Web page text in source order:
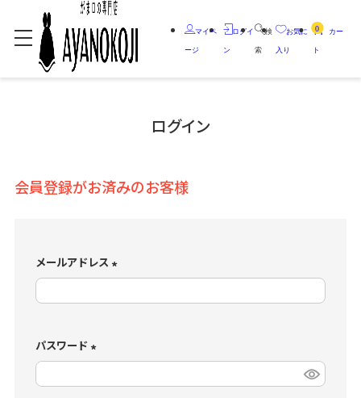
マイペ
ージ
ログイ
ン
検
索
お気に
入り
0 カー
ト
ログイン
会員登録がお済みのお客様
メールアドレス
必
パスワード
必